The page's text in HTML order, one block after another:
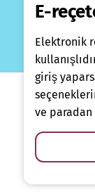
E-
Elektronik
giriş
ve